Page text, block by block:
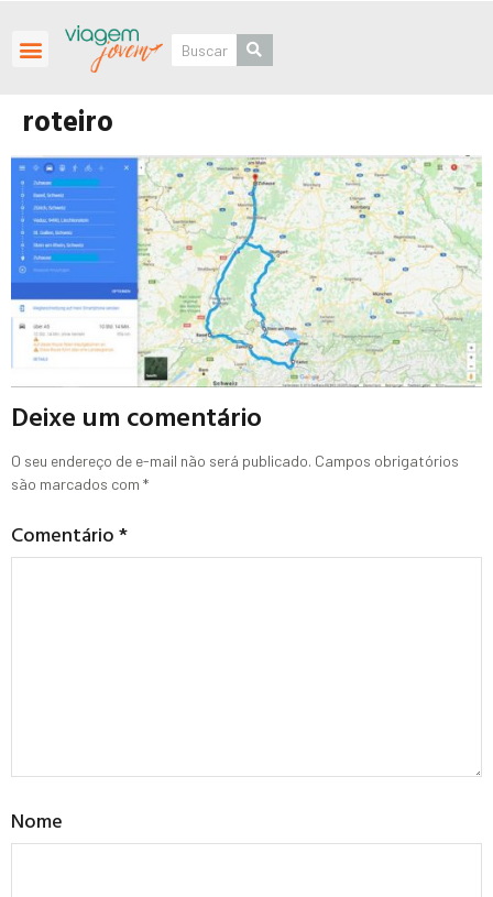
roteiro
Deixe um comentário
O seu endereço de e-mail não será publicado. Campos obrigatórios
são marcados com *
Comentário*
Nome